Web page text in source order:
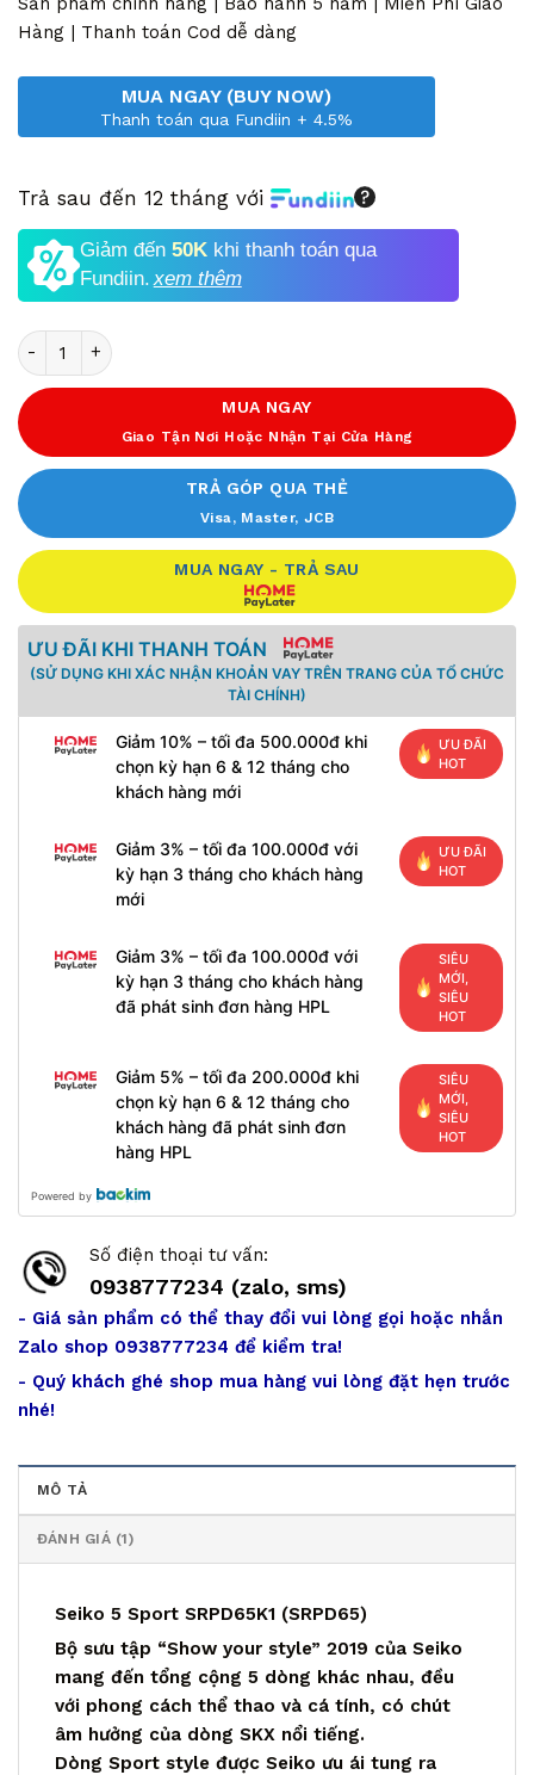
5,490,000 VND.
Hàng | Thanh toán Cod dễ dàng
MUA NGAY (BUY NOW)
Thanh toán qua Fundiin + 4.5%
Trả sau đến 12 tháng với
Giảm đến 50K khi thanh toán qua
Fundiin.xem thêm
Số lượng
MUA NGAY
Giao Tận Nơi Hoặc Nhận Tại Cửa Hàng
TRẢ GÓP QUA THẺ
Visa, Master, JCB
MUA NGAY - TRẢ SAU
ƯU ĐÃI KHI THANH TOÁN
(SỬ DỤNG KHI XÁC NHẬN KHOẢN VAY TRÊN TRANG CỦA TỔ CHỨC
TÀI CHÍNH)
Giảm 10% – tối đa 500.000đ khi
chọn kỳ hạn 6 & 12 tháng cho
khách hàng mới
ƯU ĐÃI
HOT
Giảm 3% – tối đa 100.000đ với
kỳ hạn 3 tháng cho khách hàng
mới
ƯU ĐÃI
HOT
Giảm 3% – tối đa 100.000đ với
kỳ hạn 3 tháng cho khách hàng
đã phát sinh đơn hàng HPL
SIÊU
MỚI,
SIÊU
HOT
Giảm 5% – tối đa 200.000đ khi
chọn kỳ hạn 6 & 12 tháng cho
khách hàng đã phát sinh đơn
hàng HPL
SIÊU
MỚI,
SIÊU
HOT
Powered by
Số điện thoại tư vấn:
0938777234 (zalo, sms)
- Giá sản phẩm có thể thay đổi vui lòng gọi hoặc nhắn
Zalo shop 0938777234 để kiểm tra!
- Quý khách ghé shop mua hàng vui lòng đặt hẹn trước
nhé!
MÔ TẢ
ĐÁNH GIÁ (1)
Seiko 5 Sport SRPD65K1 (SRPD65)
Bộ sưu tập “Show your style” 2019 của Seiko
mang đến tổng cộng 5 dòng khác nhau, đều
với phong cách thể thao và cá tính, có chút
âm hưởng của dòng SKX nổi tiếng.
Dòng Sport style được Seiko ưu ái tung ra